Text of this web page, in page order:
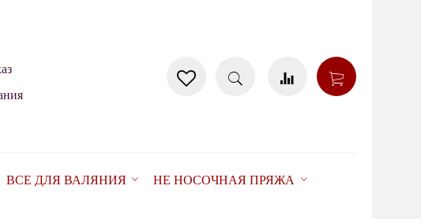
ВСЕ ДЛЯ ВАЛЯНИЯ
НЕ НОСОЧНАЯ ПРЯЖА